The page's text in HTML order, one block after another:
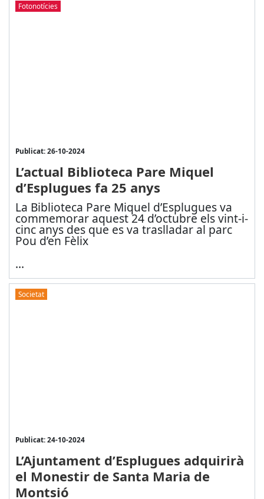
Fotonotícies
Publicat: 26-10-2024
L’actual Biblioteca Pare Miquel
d’Esplugues fa 25 anys
La Biblioteca Pare Miquel d’Esplugues va
commemorar aquest 24 d’octubre els vint-i-
cinc anys des que es va traslladar al parc
Pou d’en Fèlix
...
Societat
Publicat: 24-10-2024
L’Ajuntament d’Esplugues adquirirà
el Monestir de Santa Maria de
Montsió